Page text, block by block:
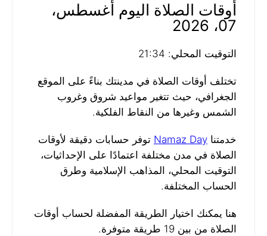
أوقات الصلاة اليوم أغسطس،
07، 2026
التوقيت المحلي: 21:34
تختلف أوقات الصلاة في مدينتك بناءً على الموقع
الجغرافي، حيث تتغير مواعيد شروق وغروب
الشمس وغيرها من النقاط الفلكية.
خدمتنا Namaz Day توفر حسابات دقيقة لأوقات
الصلاة في مدن مختلفة اعتمادًا على الإحداثيات،
التوقيت المحلي، المذاهب الإسلامية وطرق
الحساب المختلفة.
هنا يمكنك اختيار الطريقة المفضلة لحساب أوقات
الصلاة من بين 19 طريقة متوفرة.